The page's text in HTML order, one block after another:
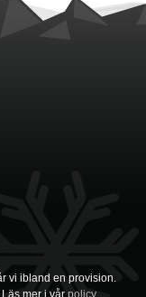
vi ibland en provision.
mer i vår policy.